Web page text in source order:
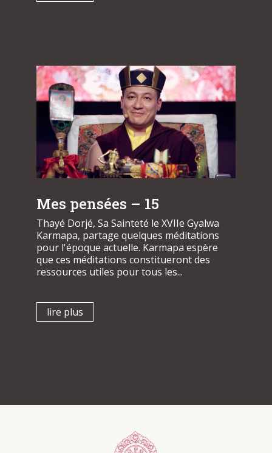
Mes pensées – 15
Thayé Dorjé, Sa Sainteté le XVIIe Gyalwa
Karmapa, partage quelques méditations
pour l'époque actuelle. Karmapa espère
que ces méditations constitueront des
ressources utiles pour tous les...
lire plus